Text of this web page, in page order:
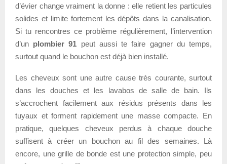
d’évier change vraiment la donne : elle retient les particules
solides et limite fortement les dépôts dans la canalisation.
Si tu rencontres ce problème régulièrement, l’intervention
d’un plombier 91 peut aussi te faire gagner du temps,
surtout quand le bouchon est déjà bien installé.
Les cheveux sont une autre cause très courante, surtout
dans les douches et les lavabos de salle de bain. Ils
s’accrochent facilement aux résidus présents dans les
tuyaux et forment rapidement une masse compacte. En
pratique, quelques cheveux perdus à chaque douche
suffisent à créer un bouchon au fil des semaines. Là
encore, une grille de bonde est une protection simple, peu